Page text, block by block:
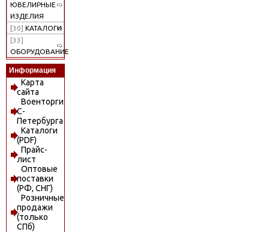
ЮВЕЛИРНЫЕ
ИЗДЕЛИЯ
[30] КАТАЛОГИ
[33]
ОБОРУДОВАНИЕ
Информация
Карта
сайта
Военторги
С-
Петербурга
Каталоги
(PDF)
Прайс-
лист
Оптовые
поставки
(РФ, СНГ)
Розничные
продажи
(только
СПб)